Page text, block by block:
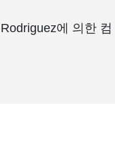
에 의한 컴